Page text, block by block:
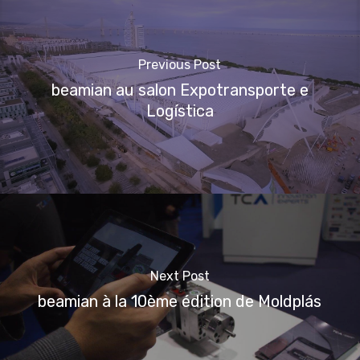
Previous Post
beamian au salon Expotransporte e
Logística
Next Post
beamian à la 10ème édition de Moldplás